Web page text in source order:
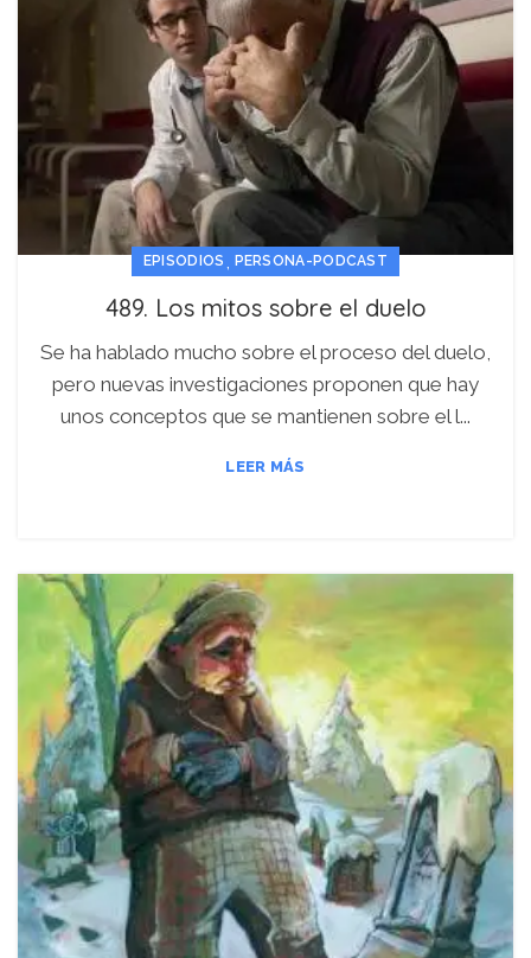
EPISODIOS , PERSONA-PODCAST
489. Los mitos sobre el duelo
Se ha hablado mucho sobre el proceso del duelo,
pero nuevas investigaciones proponen que hay
unos conceptos que se mantienen sobre el l...
LEER MÁS